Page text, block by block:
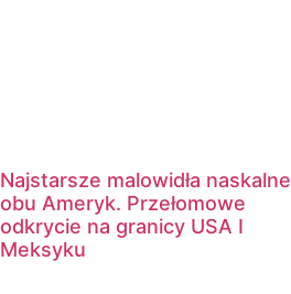
Najstarsze malowidła naskalne
obu Ameryk. Przełomowe
odkrycie na granicy USA I
Meksyku